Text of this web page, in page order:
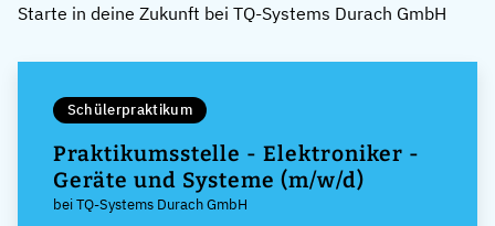
Starte in deine Zukunft bei TQ-Systems Durach GmbH
Schülerpraktikum
Praktikumsstelle - Elektroniker -
Geräte und Systeme (m/w/d)
bei TQ-Systems Durach GmbH